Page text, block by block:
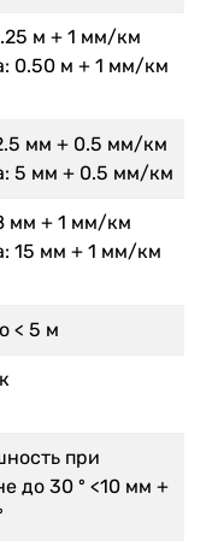
м + 1 мм/км
0.50 м + 1 мм/км
мм + 0.5 мм/км
5 мм + 0.5 мм/км
мм + 1 мм/км
15 мм + 1 мм/км
< 5 м
при
до 30 º <10 мм +